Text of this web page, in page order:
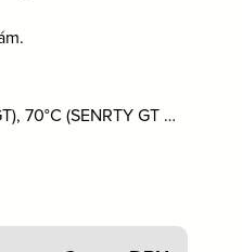
70°C (SENRTY GT …